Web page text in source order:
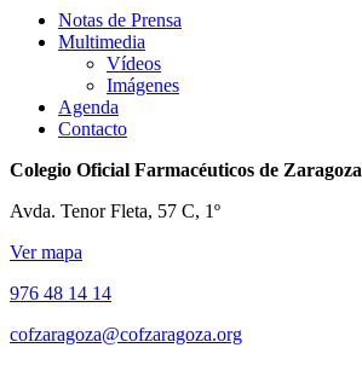
Notas de Prensa
Multimedia
Vídeos
Imágenes
Agenda
Contacto
Colegio Oficial Farmacéuticos de Zaragoza
Avda. Tenor Fleta, 57 C, 1º
Ver mapa
976 48 14 14
cofzaragoza@cofzaragoza.org